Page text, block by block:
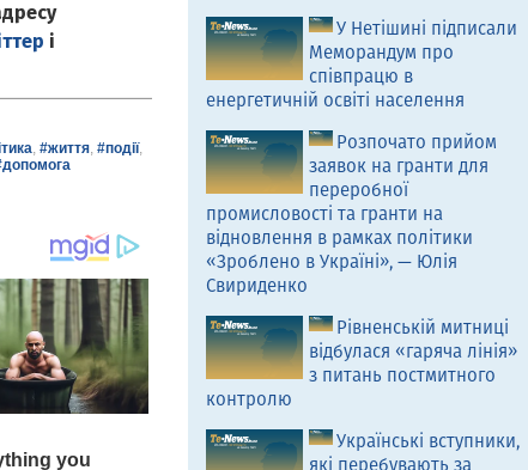
і
, #життя, #події,
У Нетішині підписали
Меморандум про
співпрацю в
енергетичній освіті населення
Розпочато прийом
заявок на гранти для
переробної
промисловості та гранти на
відновлення в рамках політики
«Зроблено в Україні», — Юлія
Свириденко
Рівненській митниці
відбулася «гаряча лінія»
з питань постмитного
контролю
Українські вступники,
які перебувають за